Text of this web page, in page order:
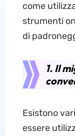
come
strumenti
di
1. Il
Esistono
essere